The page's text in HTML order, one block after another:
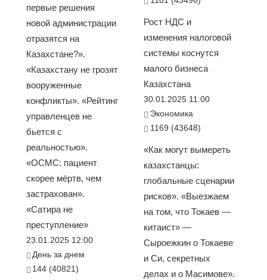
первые решения
новой администрации
отразятся на
Казахстане?».
«Казахстану не грозят
вооруженные
конфликты». «Рейтинг
управленцев не
бьется с
реальностью».
«ОСМС: пациент
скорее мёртв, чем
застрахован».
«Сатира не
преступление»
23.01.2025 12:00
День за днем
144 (40821)
Рост НДС и
изменения налоговой
системы коснутся
малого бизнеса
Казахстана
30.01.2025 11:00
Экономика
1169 (43648)
«Как могут вымереть
казахстанцы:
глобальные сценарии
рисков». «Выезжаем
на том, что Токаев —
китаист» —
Сыроежкин о Токаеве
и Си, секретных
делах и о Масимове».